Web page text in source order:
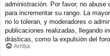
administración. Por favor, no
para incrementar su rango. La
no lo toleran, y moderadores o
publicaciones realizadas, llegando
drásticas, como la expulsión del
Arriba